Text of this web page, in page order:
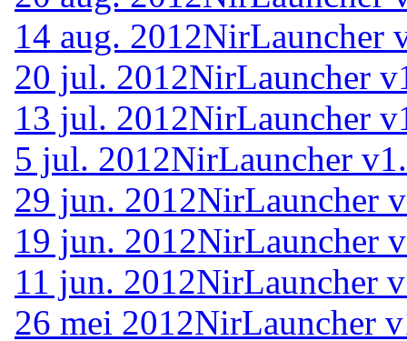
14 aug. 2012NirLauncher
20 jul. 2012NirLauncher
13 jul. 2012NirLauncher
5 jul. 2012NirLauncher
29 jun. 2012NirLauncher
19 jun. 2012NirLauncher
11 jun. 2012NirLauncher
26 mei 2012NirLauncher